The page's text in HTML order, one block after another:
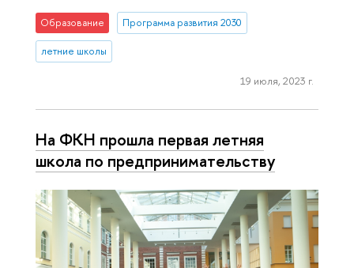
Образование Программа развития 2030
летние школы
19 июля, 2023 г.
На ФКН прошла первая летняя
школа по предпринимательству